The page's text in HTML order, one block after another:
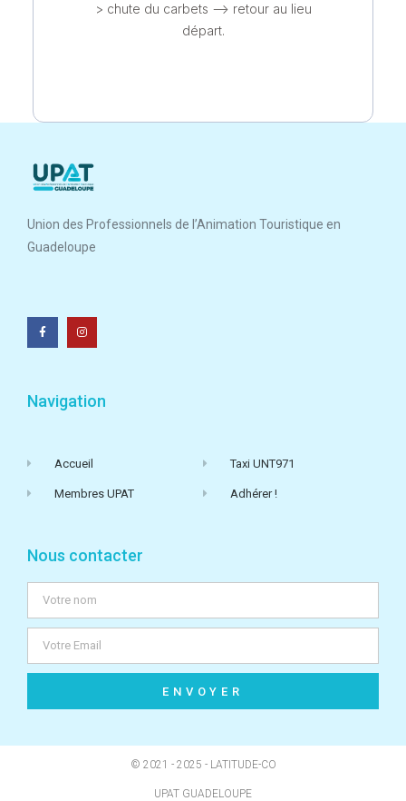
> chute du carbets –> retour au lieu
départ.
Union des Professionnels de l’Animation Touristique en
Guadeloupe
Navigation
Accueil
Membres UPAT
Taxi UNT971
Adhérer !
Nous contacter
ENVOYER
© 2021 - 2025 - LATITUDE-CO
UPAT GUADELOUPE